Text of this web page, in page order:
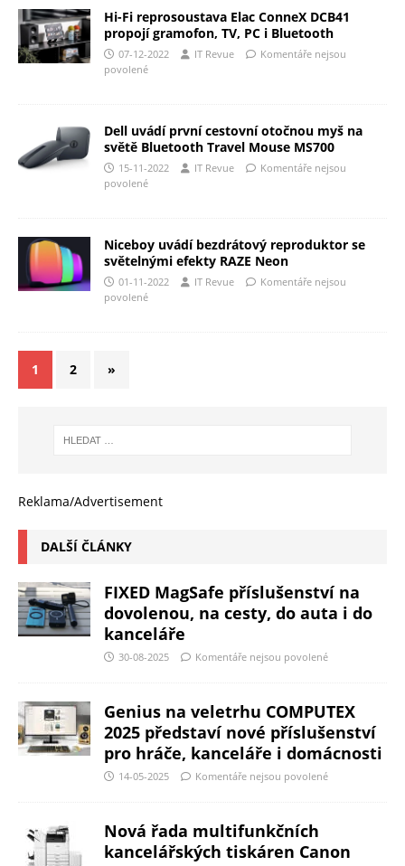
Hi-Fi reprosoustava Elac ConneX DCB41
propojí gramofon, TV, PC i Bluetooth
07-12-2022 IT Revue
Komentáře nejsou
povolené
Dell uvádí první cestovní otočnou myš na
světě Bluetooth Travel Mouse MS700
15-11-2022 IT Revue
Komentáře nejsou
povolené
Niceboy uvádí bezdrátový reproduktor se
světelnými efekty RAZE Neon
01-11-2022 IT Revue
Komentáře nejsou
povolené
1 2 »
Reklama/Advertisement
DALŠÍ ČLÁNKY
FIXED MagSafe příslušenství na
dovolenou, na cesty, do auta i do
kanceláře
30-08-2025 Komentáře nejsou povolené
Genius na veletrhu COMPUTEX
2025 představí nové příslušenství
pro hráče, kanceláře i domácnosti
14-05-2025 Komentáře nejsou povolené
Nová řada multifunkčních
kancelářských tiskáren Canon